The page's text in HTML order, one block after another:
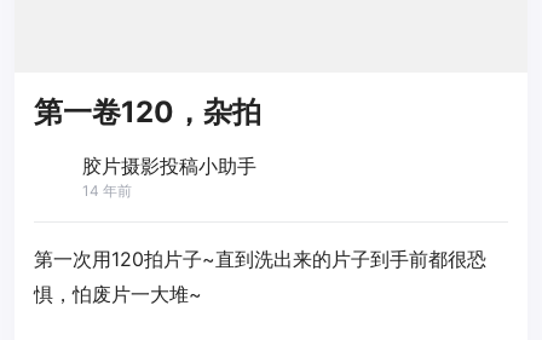
第一卷120，杂拍
胶片摄影投稿小助手
14 年前
第一次用120拍片子~直到洗出来的片子到手前都很恐
惧，怕废片一大堆~